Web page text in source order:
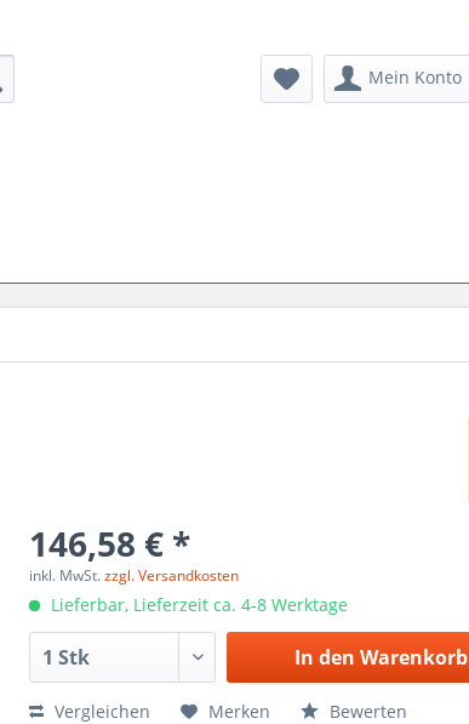
Mein Konto
146,58 € *
inkl. MwSt.zzgl. Versandkosten
Lieferbar, Lieferzeit ca. 4-8 Werktage
In den Warenkorb
Vergleichen Merken Bewerten